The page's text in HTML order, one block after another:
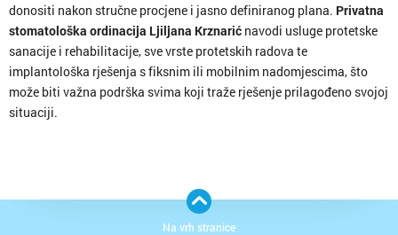
donositi nakon stručne procjene i jasno definiranog plana. Privatna
stomatološka ordinacija Ljiljana Krznarić navodi usluge protetske
sanacije i rehabilitacije, sve vrste protetskih radova te
implantološka rješenja s fiksnim ili mobilnim nadomjescima, što
može biti važna podrška svima koji traže rješenje prilagođeno svojoj
situaciji.
Na vrh stranice